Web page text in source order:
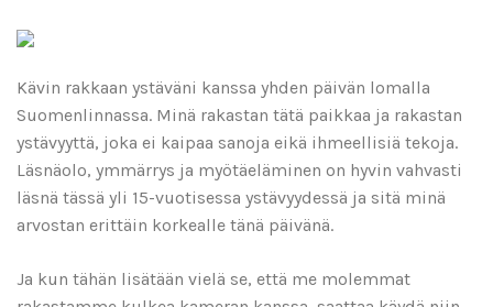
Kävin rakkaan ystäväni kanssa yhden päivän lomalla
Suomenlinnassa. Minä rakastan tätä paikkaa ja rakastan
ystävyyttä, joka ei kaipaa sanoja eikä ihmeellisiä tekoja.
Läsnäolo, ymmärrys ja myötäeläminen on hyvin vahvasti
läsnä tässä yli 15-vuotisessa ystävyydessä ja sitä minä
arvostan erittäin korkealle tänä päivänä.
Ja kun tähän lisätään vielä se, että me molemmat